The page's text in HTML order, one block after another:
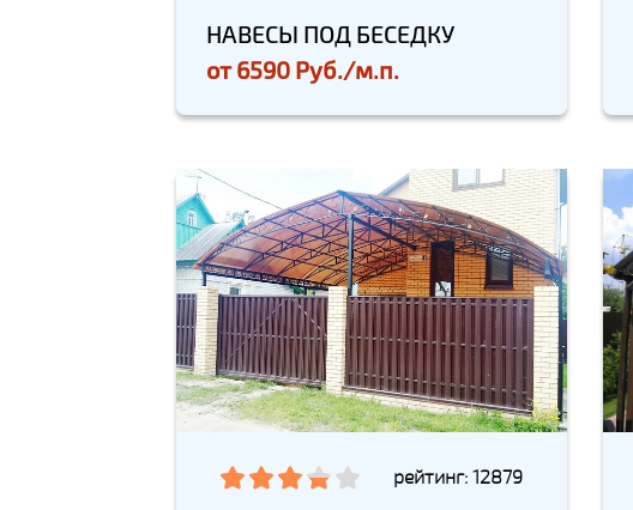
НАВЕСЫ ПОД БЕСЕДКУ
от6590 Руб./м.п.
рейтинг: 12879